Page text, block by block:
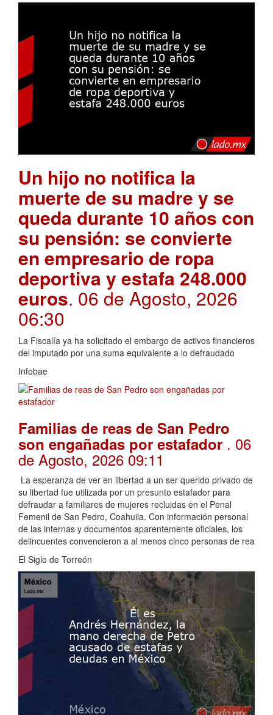
Un hijo no notifica la
muerte de su madre y se
queda durante 10 años con
su pensión: se convierte
en empresario de ropa
deportiva y estafa 248.000
euros. 06 de Agosto, 2026
06:30
La Fiscalía ya ha solicitado el embargo de activos financieros
del imputado por una suma equivalente a lo defraudado
Infobae
Familias de reas de San Pedro
son engañadas por estafador . 06
de Agosto, 2026 09:11
La esperanza de ver en libertad a un ser querido privado de
su libertad fue utilizada por un presunto estafador para
defraudar a familiares de mujeres recluidas en el Penal
Femenil de San Pedro, Coahuila. Con información personal
de las internas y documentos aparentemente oficiales, los
delincuentes convencieron a al menos cinco personas de rea
El Siglo de Torreón